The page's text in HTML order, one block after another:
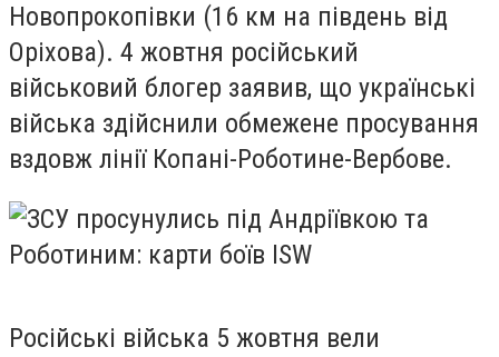
Новопрокопівки (16 км на південь від
Оріхова). 4 жовтня російський
військовий блогер заявив, що українські
війська здійснили обмежене просування
вздовж лінії Копані-Роботине-Вербове.
Російські війська 5 жовтня вели